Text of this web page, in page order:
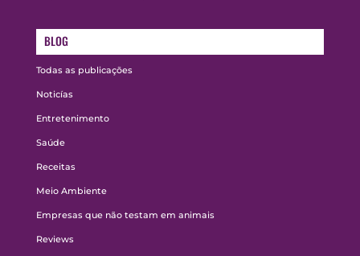
BLOG
Todas as publicações
Noticías
Entretenimento
Saúde
Receitas
Meio Ambiente
Empresas que não testam em animais
Reviews